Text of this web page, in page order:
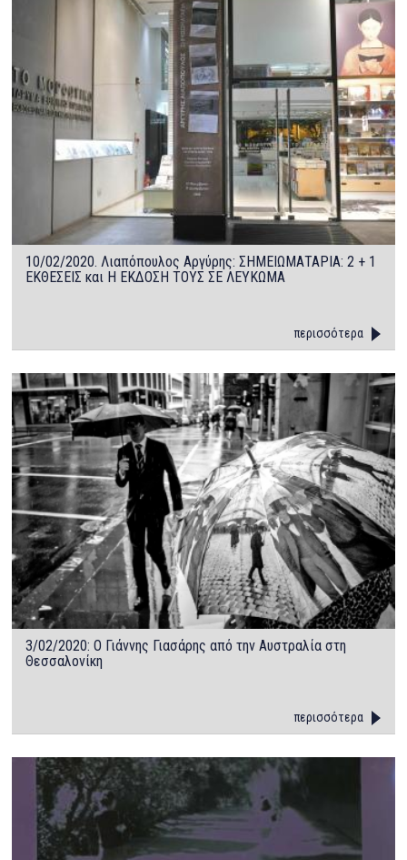
10/02/2020. Λιαπόπουλος Αργύρης: ΣΗΜΕΙΩΜΑΤΑΡΙΑ: 2 + 1
ΕΚΘΕΣΕΙΣ και Η ΕΚΔΟΣΗ ΤΟΥΣ ΣΕ ΛΕΥΚΩΜΑ
περισσότερα
3/02/2020: Ο Γιάννης Γιασάρης από την Αυστραλία στη
Θεσσαλονίκη
περισσότερα